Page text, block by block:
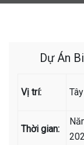
Dự Án
Vị trí:
Thời gian: